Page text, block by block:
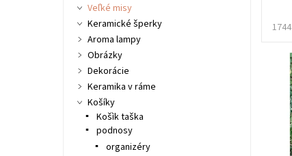
1744
Veľké misy
Keramické šperky
Aroma lampy
Obrázky
Dekorácie
Keramika v ráme
Košíky
Košìk taška
podnosy
organizéry